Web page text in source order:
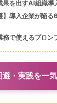
果を出すAI組織
】導入企業が陥
務で使えるプロン
避・実践を一